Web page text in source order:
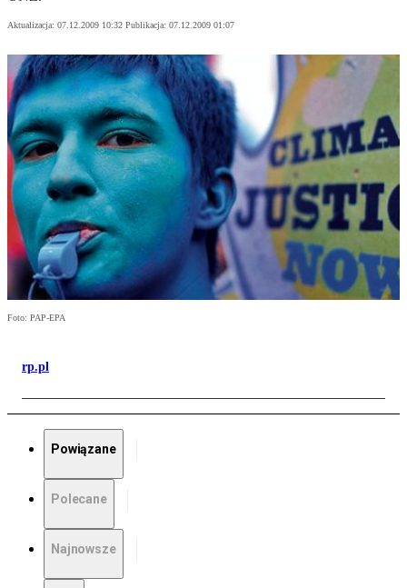
Aktualizacja: 07.12.2009 10:32 Publikacja: 07.12.2009 01:07
Foto: PAP-EPA
rp.pl
Powiązane
Polecane
Najnowsze